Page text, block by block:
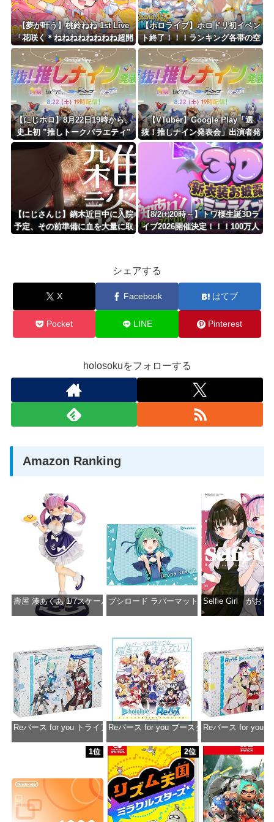
【夢が叶う】桃鈴ねね 1st Live
「花咲く＊ねねねねねねねね超開
花！」！アイドル魂を完全網羅
【ホロライブ】ホロドリ初イベン
ト終了！！！ランキング各帯の空
気感はこんな感じ
【にじホロ】8月22日19時から、
史上初 ”推しトークバラエティ”
番組 ◤選抜！推しナイン発表会
◢
【VTuber】Google Play「選
抜！推しナイン発表会」出演者発
表！『にじだけと思ってたけど座
長と除夜のケツおるやんけ』
【にじさんじ】鏑木近日中に入院
予定、その前準備に血を大量に取
【8/2㈯20時～】トワ様生誕3Dラ
イブ2026開催決定！！！100万人
シェアする
X Facebook はてブ
Pocket LINE Pinterest
holosokuをフォローする
Amazon Ranking
壽屋 湊あくあ 1/7スケール PVC製 塗装済み完成品フィギュア PP942
ブシロード ラバーマットコレクション
Selfie Girl がおう
Reバース for you トライアルデッキ ホロライブプロダクション ver.ホロ
価格：¥1,650
Reバース for you ブースターパック ホロライ
価格：¥2,980
Reバース for you
価格：
1位 2位